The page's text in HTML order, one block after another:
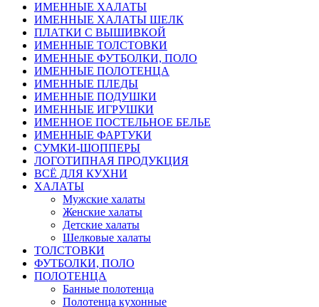
ИМЕННЫЕ ХАЛАТЫ
ИМЕННЫЕ ХАЛАТЫ ШЕЛК
ПЛАТКИ С ВЫШИВКОЙ
ИМЕННЫЕ ТОЛСТОВКИ
ИМЕННЫЕ ФУТБОЛКИ, ПОЛО
ИМЕННЫЕ ПОЛОТЕНЦА
ИМЕННЫЕ ПЛЕДЫ
ИМЕННЫЕ ПОДУШКИ
ИМЕННЫЕ ИГРУШКИ
ИМЕННОЕ ПОСТЕЛЬНОЕ БЕЛЬЕ
ИМЕННЫЕ ФАРТУКИ
СУМКИ-ШОППЕРЫ
ЛОГОТИПНАЯ ПРОДУКЦИЯ
ВСЁ ДЛЯ КУХНИ
ХАЛАТЫ
Мужские халаты
Женские халаты
Детские халаты
Шелковые халаты
ТОЛСТОВКИ
ФУТБОЛКИ, ПОЛО
ПОЛОТЕНЦА
Банные полотенца
Полотенца кухонные